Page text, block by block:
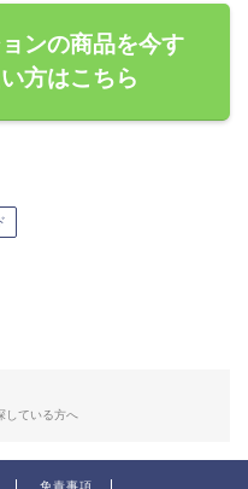
ンの商品を今す
方はこちら
している方へ
免責事項